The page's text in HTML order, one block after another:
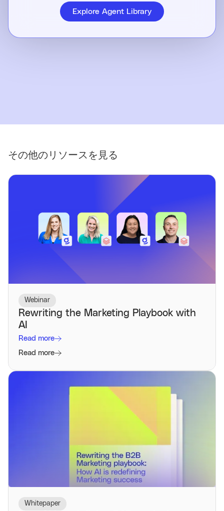
Explore Agent Library
その他のリソースを見る
Webinar
Rewriting the Marketing Playbook with
AI
Read more
Read more
Whitepaper